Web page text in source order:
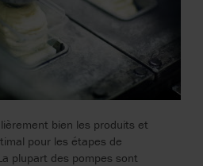
bien les produits et
pour les étapes de
plupart des pompes sont